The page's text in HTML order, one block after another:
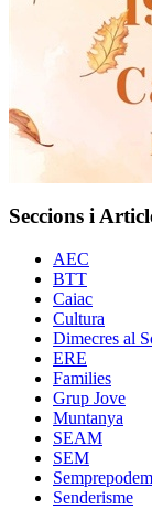
Seccions i
AEC
BTT
Caiac
Cultura
Dimecres al
ERE
Families
Grup Jove
Muntanya
SEAM
SEM
Semprepodem
Senderisme